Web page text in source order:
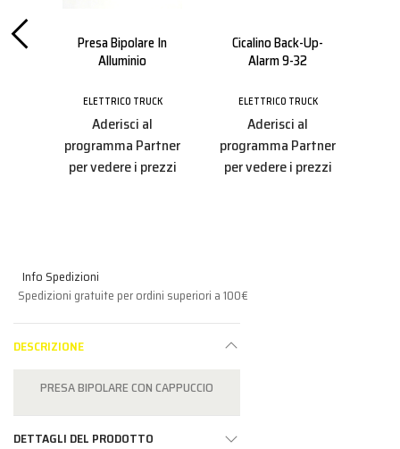
Presa Bipolare In
Alluminio
ELETTRICO TRUCK
Aderisci al
programma Partner
per vedere i prezzi
Cicalino Back-Up-
Alarm 9-32
ELETTRICO TRUCK
Aderisci al
programma Partner
per vedere i prezzi
Info Spedizioni
Spedizioni gratuite per ordini superiori a 100€
DESCRIZIONE
PRESA BIPOLARE CON CAPPUCCIO
DETTAGLI DEL PRODOTTO